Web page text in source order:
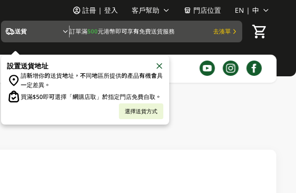
註冊 | 登入 客戶幫助 門店位置 EN | 中
送貨 訂單滿500元港幣即可享有免費送貨服務 去湊單
設置送貨地址
請新增你的送貨地址，不同地區所提供的產品有機會具
一定差異。
買滿$50即可選擇「網購店取」於指定門店免費自取。
選擇送貨方式